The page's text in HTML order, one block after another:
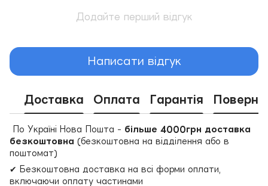
Додайте перший відгук
Написати відгук
Доставка Оплата Гарантія
По Україні Нова Пошта - більше 4000грн доставка
безкоштовна (безкоштовна на відділення або в
поштомат)
✔ Безкоштовна доставка на всі форми оплати,
включаючи оплату частинами